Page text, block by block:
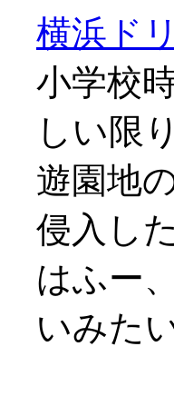
横浜ド
小学校
しい限
遊園地
侵入し
はふー
いみた